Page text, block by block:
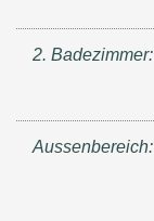
2. Badezimmer:
Aussenbereich: